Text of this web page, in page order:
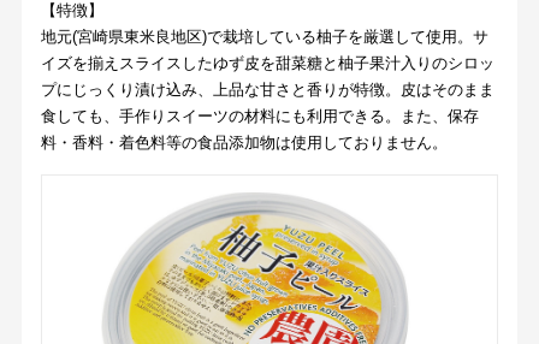
【特徴】
地元(宮崎県東米良地区)で栽培している柚子を厳選して使用。サ
イズを揃えスライスしたゆず皮を甜菜糖と柚子果汁入りのシロッ
プにじっくり漬け込み、上品な甘さと香りが特徴。皮はそのまま
食しても、手作りスイーツの材料にも利用できる。また、保存
料・香料・着色料等の食品添加物は使用しておりません。